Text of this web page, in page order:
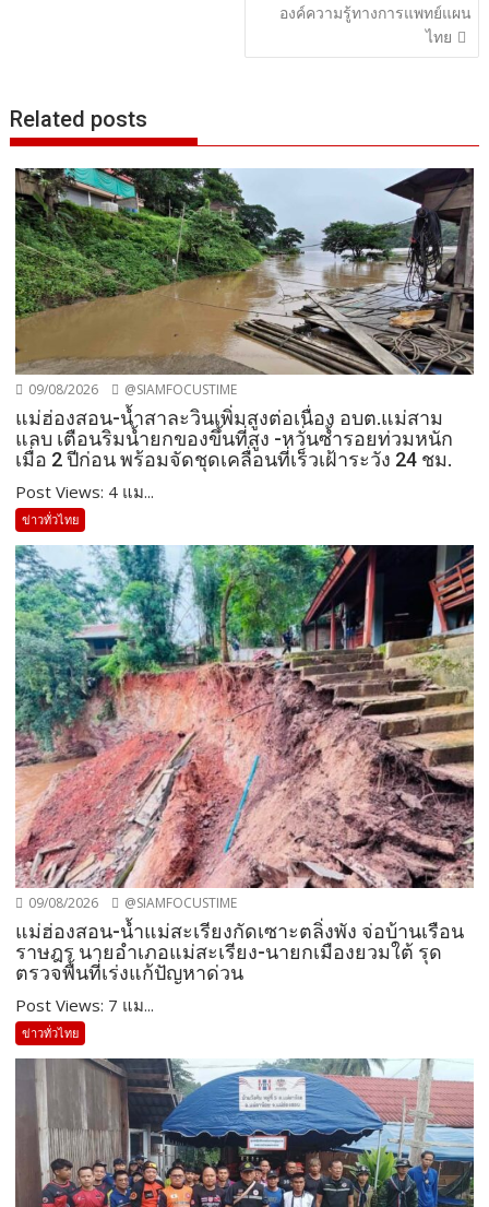
องค์ความรู้ทางการแพทย์แผน
ไทย
Related posts
09/08/2026 @SIAMFOCUSTIME
แม่ฮ่องสอน-น้ำสาละวินเพิ่มสูงต่อเนื่อง อบต.แม่สาม
แลบ เตือนริมน้ำยกของขึ้นที่สูง -หวั่นซ้ำรอยท่วมหนัก
เมื่อ 2 ปีก่อน พร้อมจัดชุดเคลื่อนที่เร็วเฝ้าระวัง 24 ชม.
Post Views: 4 แม...
ข่าวทั่วไทย
09/08/2026 @SIAMFOCUSTIME
แม่ฮ่องสอน-น้ำแม่สะเรียงกัดเซาะตลิ่งพัง จ่อบ้านเรือน
ราษฎร นายอำเภอแม่สะเรียง-นายกเมืองยวมใต้ รุด
ตรวจพื้นที่เร่งแก้ปัญหาด่วน
Post Views: 7 แม...
ข่าวทั่วไทย